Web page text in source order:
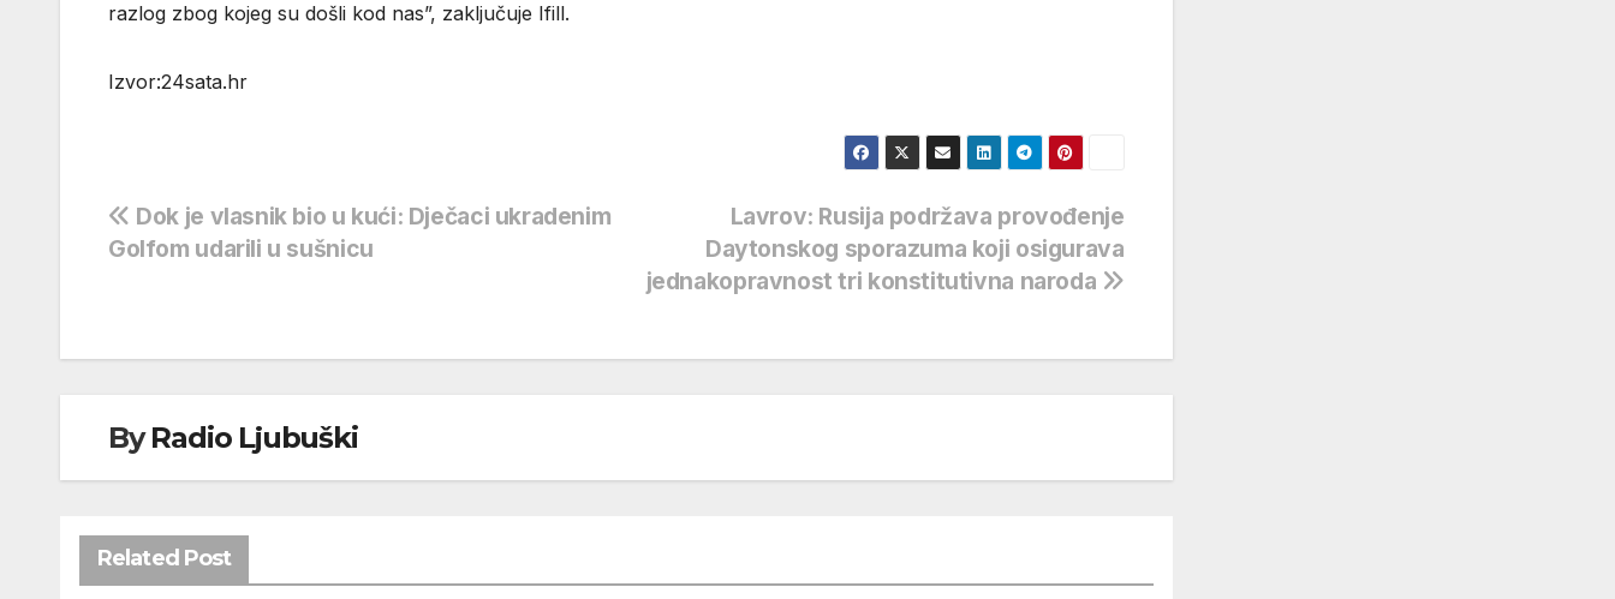
razlog zbog kojeg su došli kod nas”, zaključuje Ifill.
Izvor:24sata.hr
Navigacija
Lavrov: Rusija podržava provođenje
Daytonskog sporazuma koji osigurava
jednakopravnost tri konstitutivna naroda
Dok je vlasnik bio u kući: Dječaci ukradenim
Golfom udarili u sušnicu
ByRadio Ljubuški
Related Post